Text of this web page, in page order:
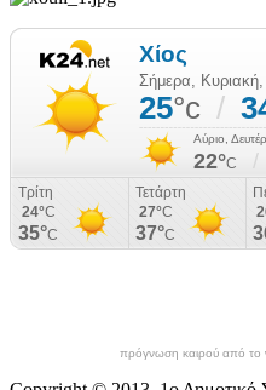
πρόγνωση καιρού από το